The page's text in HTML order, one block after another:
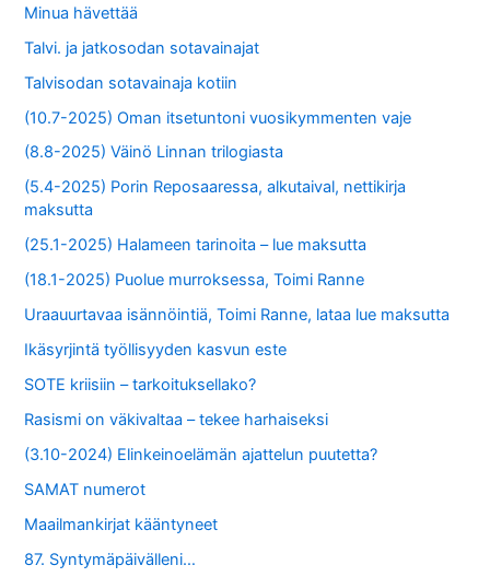
Minua hävettää
Talvi. ja jatkosodan sotavainajat
Talvisodan sotavainaja kotiin
(10.7-2025) Oman itsetuntoni vuosikymmenten vaje
(8.8-2025) Väinö Linnan trilogiasta
(5.4-2025) Porin Reposaaressa, alkutaival, nettikirja
maksutta
(25.1-2025) Halameen tarinoita – lue maksutta
(18.1-2025) Puolue murroksessa, Toimi Ranne
Uraauurtavaa isännöintiä, Toimi Ranne, lataa lue maksutta
Ikäsyrjintä työllisyyden kasvun este
SOTE kriisiin – tarkoituksellako?
Rasismi on väkivaltaa – tekee harhaiseksi
(3.10-2024) Elinkeinoelämän ajattelun puutetta?
SAMAT numerot
Maailmankirjat kääntyneet
87. Syntymäpäivälleni…